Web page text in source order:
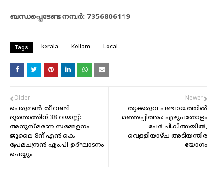
ബന്ധപ്പെടേണ്ട നമ്പർ: 7356806119
Tags kerala Kollam Local
Newer
തൃക്കരുവ പഞ്ചായത്തിൽ
മഞ്ഞപ്പിത്തം: എഴുപതോളം
പേർ ചികിത്സയിൽ,
വെള്ളിയാഴ്ച അടിയന്തിര
യോഗം
Older
പെരുമൺ തീവണ്ടി
ദുരന്തത്തിന് 38 വയസ്സ്:
അനുസ്മരണ സമ്മേളനം
ജൂലൈ 8ന് എൻ.കെ
പ്രേമചന്ദ്രൻ എം.പി ഉദ്ഘാടനം
ചെയ്യും